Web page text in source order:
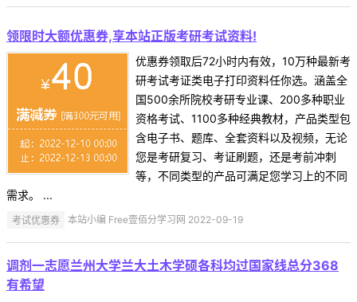
领限时大额优惠券,享本站正版考研考试资料!
优惠券领取后72小时内有效，10万种最新考
研考试考证类电子打印资料任你选。涵盖全
国500余所院校考研专业课、200多种职业
资格考试、1100多种经典教材，产品类型包
含电子书、题库、全套资料以及视频，无论
您是考研复习、考证刷题，还是考前冲刺
等，不同类型的产品可满足您学习上的不同
需求。 ...
考试优惠券 本站小编 Free壹佰分学习网 2022-09-19
调剂一志愿兰州大学兰大土木学硕各科均过国家线总分368
有希望